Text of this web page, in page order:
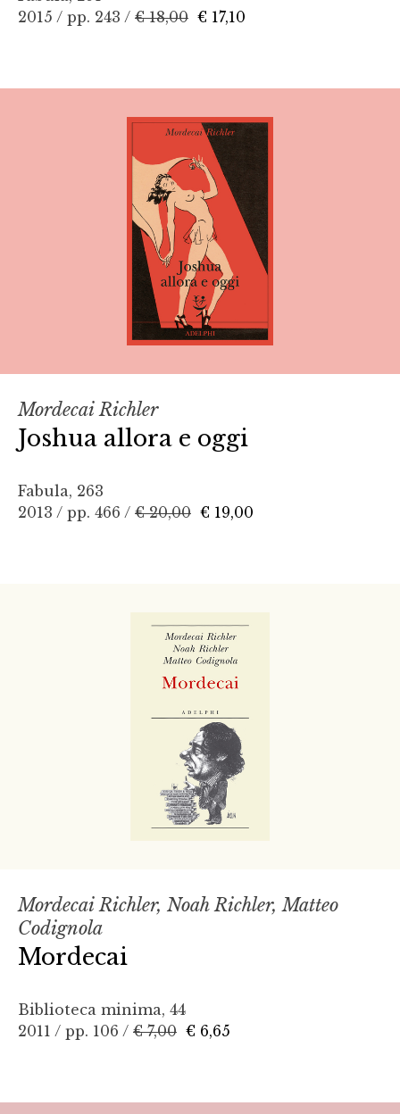
2015 / pp. 243 / € 18,00 € 17,10
Mordecai Richler
Joshua allora e oggi
Fabula, 263
2013 / pp. 466 / € 20,00 € 19,00
Mordecai Richler, Noah Richler, Matteo
Codignola
Mordecai
Biblioteca minima, 44
2011 / pp. 106 / € 7,00 € 6,65